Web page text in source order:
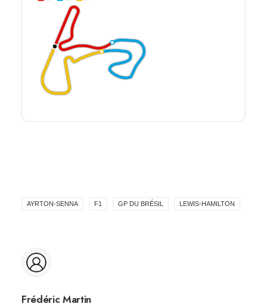
AYRTON-SENNA F1 GP DU BRÉSIL LEWIS-HAMILTON
Frédéric Martin